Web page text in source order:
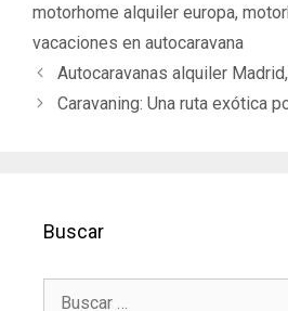
motorhome alquiler europa,
vacaciones en autocaravana
N
a
Autocaravanas alquiler
Caravaning: Una ruta exótica
Buscar